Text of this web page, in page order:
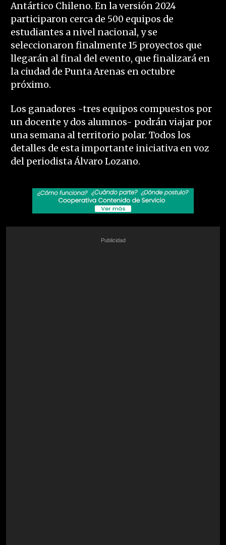
Antártico Chileno. En la versión 2024
participaron cerca de 500 equipos de
estudiantes a nivel nacional, y se
seleccionaron finalmente 15 proyectos que
llegarán al final del evento, que finalizará en
la ciudad de Punta Arenas en octubre
próximo.
Los ganadores -tres equipos compuestos por
un docente y dos alumnos- podrán viajar por
una semana al territorio polar. Todos los
detalles de esta importante iniciativa en voz
del periodista Álvaro Lozano.